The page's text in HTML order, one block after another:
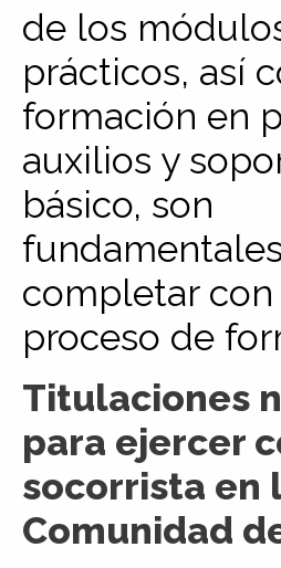
de los
prácticos, así
formación en
auxilios y
básico, son
completar
proceso de
Titulaciones
para ejercer
socorrista en
Comunidad